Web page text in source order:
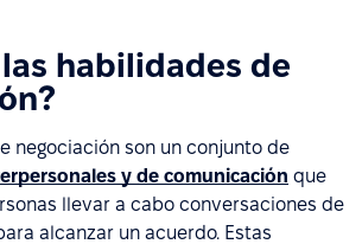
habilidades de
negociación son un conjunto de
y de comunicación que
llevar a cabo conversaciones de
alcanzar un acuerdo. Estas